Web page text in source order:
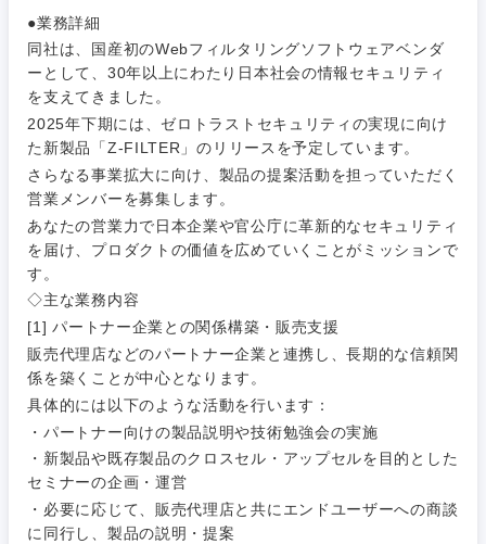
●業務詳細
同社は、国産初のWebフィルタリングソフトウェアベンダ
ーとして、30年以上にわたり日本社会の情報セキュリティ
を支えてきました。
2025年下期には、ゼロトラストセキュリティの実現に向け
た新製品「Z-FILTER」のリリースを予定しています。
さらなる事業拡大に向け、製品の提案活動を担っていただく
営業メンバーを募集します。
あなたの営業力で日本企業や官公庁に革新的なセキュリティ
を届け、プロダクトの価値を広めていくことがミッションで
す。
◇主な業務内容
[1] パートナー企業との関係構築・販売支援
販売代理店などのパートナー企業と連携し、長期的な信頼関
係を築くことが中心となります。
具体的には以下のような活動を行います：
・パートナー向けの製品説明や技術勉強会の実施
・新製品や既存製品のクロスセル・アップセルを目的とした
セミナーの企画・運営
・必要に応じて、販売代理店と共にエンドユーザーへの商談
に同行し、製品の説明・提案
経営企
画・事業
企画
経営ボー
ド
管理
人事
マーケテ
ィング
営業
サービス
すべての経営企画・事業企
画
事業企画・事業開発
事業管理
新規事業企画・立上げ
M&A・事業投資
経営企画
政策渉外
その他企画業務
経営企画・事業企画
経営ボード
管理
SCM
人事
営業
サービス
クリエイティブ
コンサルタント
商社・卸
エネルギー・資源・環境
自動車・機械・船舶
電気・電子・半導体
素材・化学・金属
食品・化粧品・アパレル・消費財
メディカル・ヘルスケア・ライフサイエンス
金融
北海道・東北地方
北海道
秋田県 岩手県
宮城県 山形県
希望年収
推奨年齢
20代 30代
40代
フリーワード
こだわり条件を入力ください
急募 第二新卒
上場企業
スタートアップ企